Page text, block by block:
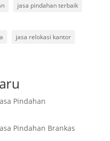
jasa pindahan terbaik
jasa relokasi kantor
Pindahan
Pindahan Brankas